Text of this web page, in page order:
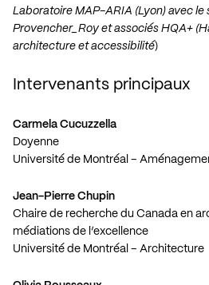
Laboratoire MAP-ARIA (Lyon) avec le
Provencher_Roy et associés HQA+
architecture et accessibilité)
Intervenants principaux
Carmela Cucuzzella
Doyenne
Université de Montréal –
Jean-Pierre Chupin
Chaire de recherche du Canada en
médiations de l’excellence
Université de Montréal – Architecture